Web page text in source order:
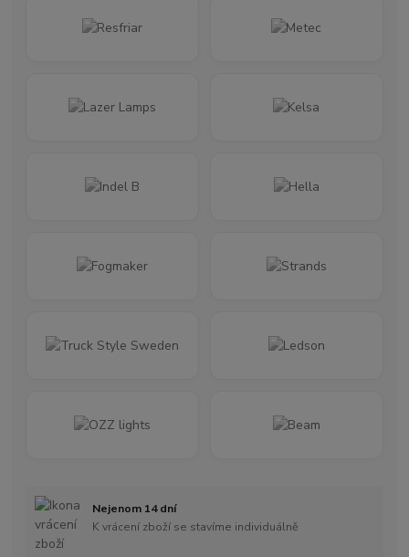
Nejenom 14 dní
K vrácení zboží se stavíme individuálně